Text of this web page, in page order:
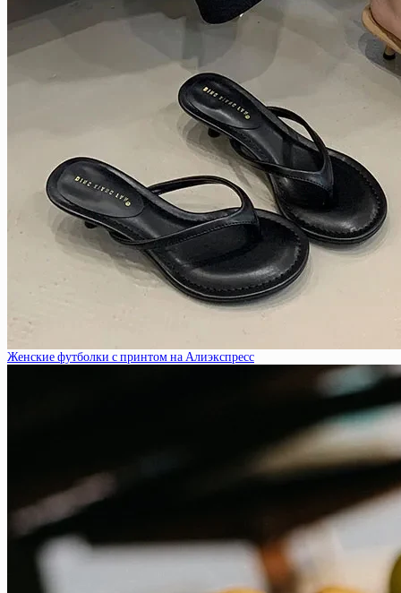
Женские футболки с принтом на Алиэкспресс